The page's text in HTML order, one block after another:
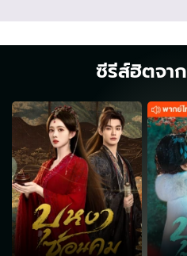
ซีรีส์ฮิตจาก